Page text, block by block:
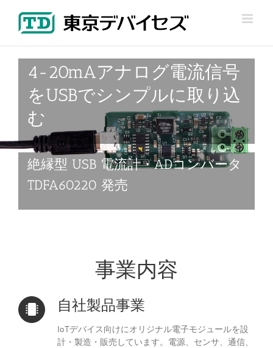
content
4-20mAアナログ電流信号
をUSBでシンプルに取り込
む
絶縁型 USB 電流計・ADコンバータ
TDFA60220 発売
事業内容
自社製品事業
IoTデバイス向けにオリジナル電子モジュールを設
計・製造・販売しています。電源、センサ、通信、